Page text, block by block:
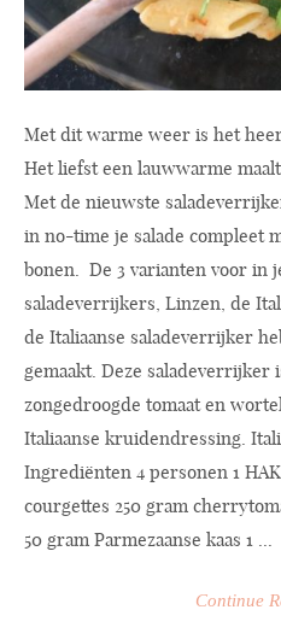
Met dit warme weer is het
Het liefst een lauwwarme
Met de nieuwste
in no-time je salade compleet
bonen. De 3 varianten voor in
saladeverrijkers, Linzen, de
de Italiaanse saladeverrijker
gemaakt. Deze saladeverrijker
zongedroogde tomaat en
Italiaanse kruidendressing.
Ingrediënten 4 personen 1
courgettes 250 gram
50 gram Parmezaanse kaas 1 ...
Continue